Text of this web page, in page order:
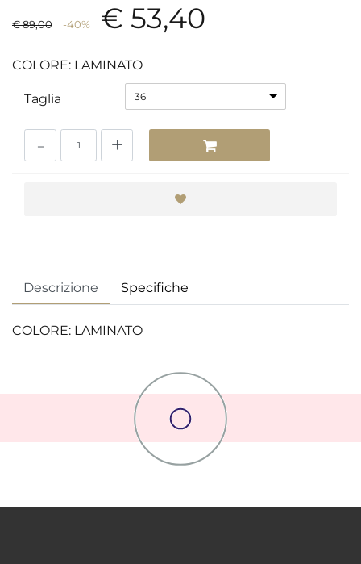
€ 89,00 -40% € 53,40
COLORE: LAMINATO
Taglia 36
Descrizione Specifiche
COLORE: LAMINATO